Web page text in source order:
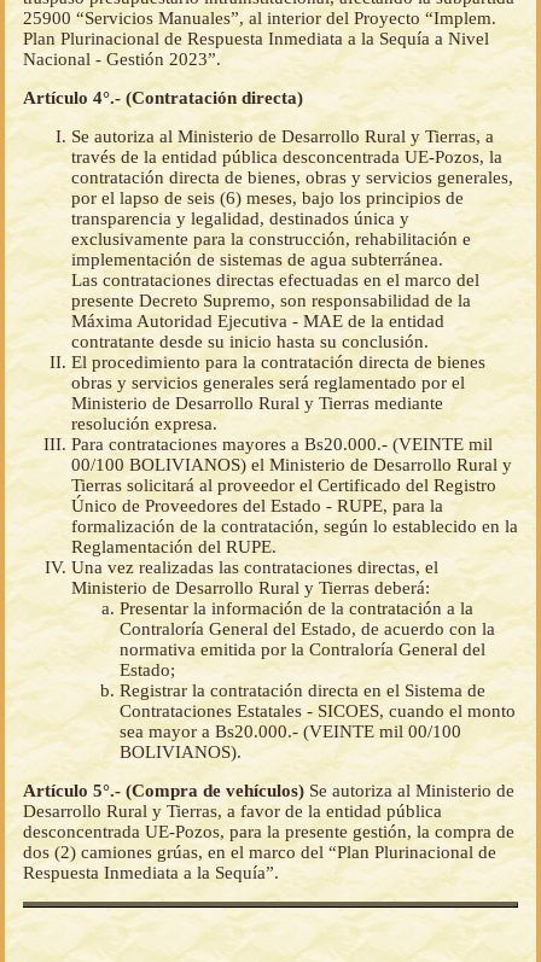
25900 “Servicios Manuales”, al interior del Proyecto “Implem.
Plan Plurinacional de Respuesta Inmediata a la Sequía a Nivel
Nacional - Gestión 2023”.
Artículo 4°.- (Contratación directa)
Se autoriza al Ministerio de Desarrollo Rural y Tierras, a
través de la entidad pública desconcentrada UE-Pozos, la
contratación directa de bienes, obras y servicios generales,
por el lapso de seis (6) meses, bajo los principios de
transparencia y legalidad, destinados única y
exclusivamente para la construcción, rehabilitación e
implementación de sistemas de agua subterránea.
Las contrataciones directas efectuadas en el marco del
presente Decreto Supremo, son responsabilidad de la
Máxima Autoridad Ejecutiva - MAE de la entidad
contratante desde su inicio hasta su conclusión.
El procedimiento para la contratación directa de bienes
obras y servicios generales será reglamentado por el
Ministerio de Desarrollo Rural y Tierras mediante
resolución expresa.
Para contrataciones mayores a Bs20.000.- (VEINTE mil
00/100 BOLIVIANOS) el Ministerio de Desarrollo Rural y
Tierras solicitará al proveedor el Certificado del Registro
Único de Proveedores del Estado - RUPE, para la
formalización de la contratación, según lo establecido en la
Reglamentación del RUPE.
Una vez realizadas las contrataciones directas, el
Ministerio de Desarrollo Rural y Tierras deberá:
Presentar la información de la contratación a la
Contraloría General del Estado, de acuerdo con la
normativa emitida por la Contraloría General del
Estado;
Registrar la contratación directa en el Sistema de
Contrataciones Estatales - SICOES, cuando el monto
sea mayor a Bs20.000.- (VEINTE mil 00/100
BOLIVIANOS).
Artículo 5°.- (Compra de vehículos) Se autoriza al Ministerio de
Desarrollo Rural y Tierras, a favor de la entidad pública
desconcentrada UE-Pozos, para la presente gestión, la compra de
dos (2) camiones grúas, en el marco del “Plan Plurinacional de
Respuesta Inmediata a la Sequía”.